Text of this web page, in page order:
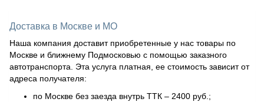
Доставка в Москве и МО
Наша компания доставит приобретенные у нас товары по
Москве и ближнему Подмосковью с помощью заказного
автотранспорта. Эта услуга платная, ее стоимость зависит от
адреса получателя:
по Москве без заезда внутрь ТТК – 2400 руб.;